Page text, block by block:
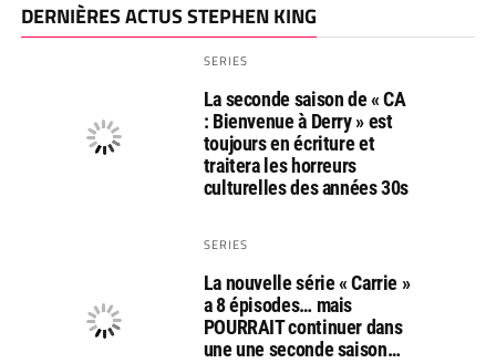
DERNIÈRES ACTUS STEPHEN KING
SERIES
La seconde saison de « CA
: Bienvenue à Derry » est
toujours en écriture et
traitera les horreurs
culturelles des années 30s
SERIES
La nouvelle série « Carrie »
a 8 épisodes… mais
POURRAIT continuer dans
une une seconde saison…